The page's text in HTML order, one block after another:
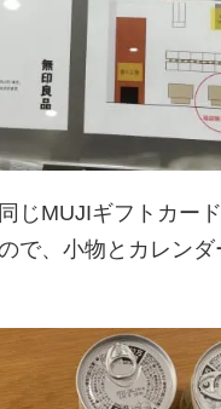
じMUJIギフトカー
で、小物とカレン